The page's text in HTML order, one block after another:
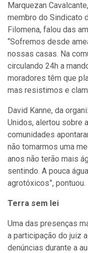
Marquezan
membro do Sindicato
Filomena, falou das
“Sofremos desde
nossas casas. Na
circulando 24h a
moradores têm que
mas resistimos e
David Kanne, da
Unidos, alertou sobre a
comunidades
não tomarmos uma
anos não terão mais
sentindo. A pouca
agrotóxicos”, pontuou.
Terra sem lei
Uma das presenças
a participação do juiz
denúncias durante a